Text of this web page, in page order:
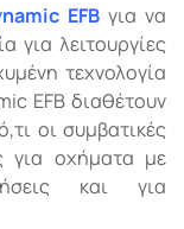
EFB για να
για λειτουργίες
τεχνολογία
EFB διαθέτουν
οι συμβατικές
για οχήματα με
και για